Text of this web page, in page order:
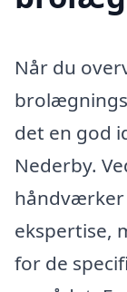
Når du
det en god
Nederby.
håndværker
ekspertise,
for de